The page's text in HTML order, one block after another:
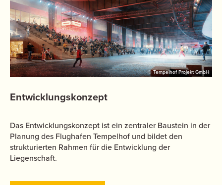
© Tempelhof Projekt GmbH
Entwicklungskonzept
Das Entwicklungskonzept ist ein zentraler Baustein in der
Planung des Flughafen Tempelhof und bildet den
strukturierten Rahmen für die Entwicklung der
Liegenschaft.